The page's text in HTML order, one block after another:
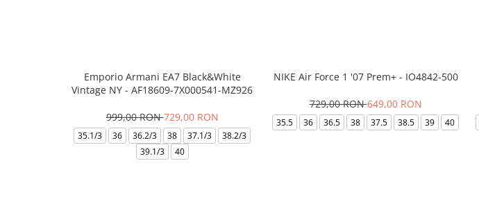
Emporio Armani EA7 Black&White
Vintage NY - AF18609-7X000541-MZ926
999,00 RON729,00 RON
35.1/3 36 36.2/3 38 37.1/3
38.2/3
39.1/3
40
NIKE Air Force 1 '07 Prem+ - IO4842-500
729,00 RON649,00 RON
35.5 36 36.5 38 37.5 38.5 39 40